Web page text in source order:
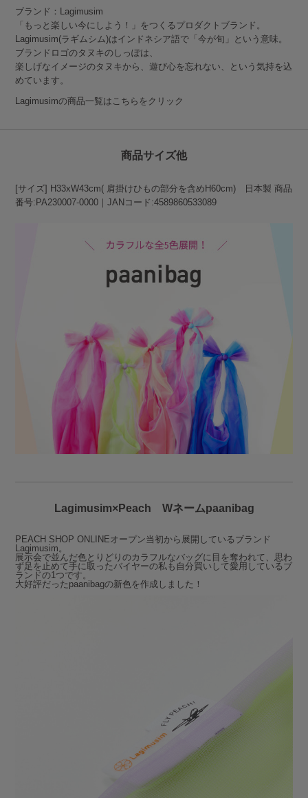
ブランド：Lagimusim
「もっと楽しい今にしよう！」をつくるプロダクトブランド。
Lagimusim(ラギムシム)はインドネシア語で「今が旬」という意味。
ブランドロゴのタヌキのしっぽは、
楽しげなイメージのタヌキから、遊び心を忘れない、という気持を込
めています。
Lagimusimの商品一覧はこちらをクリック
商品サイズ他
[サイズ] H33xW43cm( 肩掛けひもの部分を含めH60cm) 日本製 商品
番号:PA230007-0000｜JANコード:4589860533089
Lagimusim×Peach Wネームpaanibag
PEACH SHOP ONLINEオープン当初から展開しているブランド
Lagimusim。
展示会で並んだ色とりどりのカラフルなバッグに目を奪われて、思わ
ず足を止めて手に取ったバイヤーの私も自分買いして愛用しているブ
ランドの1つです。
大好評だったpaanibagの新色を作成しました！